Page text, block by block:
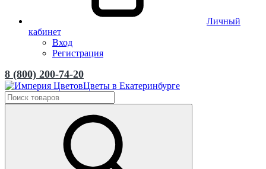
Личный
кабинет
Вход
Регистрация
8 (800) 200-74-20
Цветы в Екатеринбурге